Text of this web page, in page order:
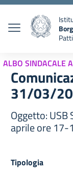
ALBO SINDACALE
31/03/
Oggetto: USB
aprile ore 17-
Tipologia